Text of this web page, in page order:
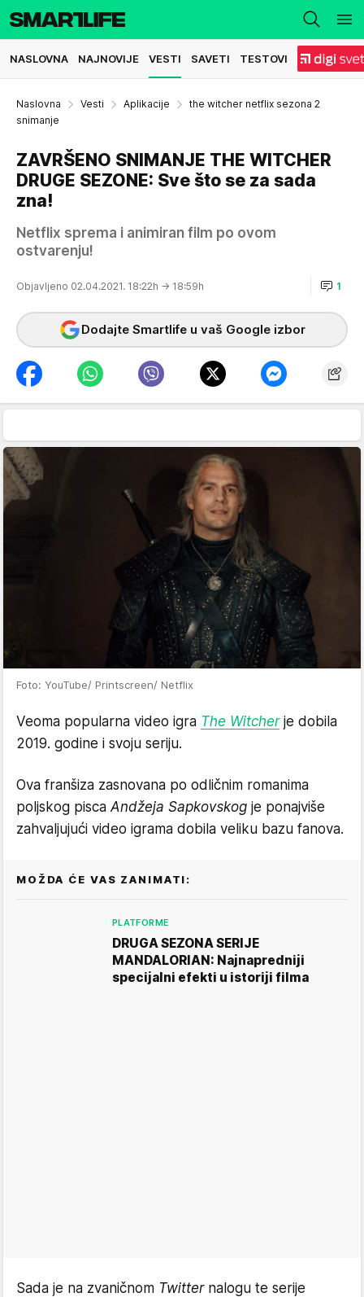
NASLOVNA NAJNOVIJE VESTI SAVETI TESTOVI
Naslovna Vesti Aplikacije
the witcher netflix sezona 2
snimanje
ZAVRŠENO SNIMANJE THE WITCHER
DRUGE SEZONE: Sve što se za sada
zna!
Netflix sprema i animiran film po ovom
ostvarenju!
Objavljeno 02.04.2021. 18:22h → 18:59h 1
Dodajte Smartlife u vaš Google izbor
Foto: YouTube/ Printscreen/ Netflix
Veoma popularna video igra The Witcherje dobila
2019. godine i svoju seriju.
Ova franšiza zasnovana po odličnim romanima
poljskog pisca Andžeja Sapkovskog je ponajviše
zahvaljujući video igrama dobila veliku bazu fanova.
MOŽDA ĆE VAS ZANIMATI:
PLATFORME
DRUGA SEZONA SERIJE
MANDALORIAN: Najnapredniji
specijalni efekti u istoriji filma
Sada je na zvaničnom Twitternalogu te serije